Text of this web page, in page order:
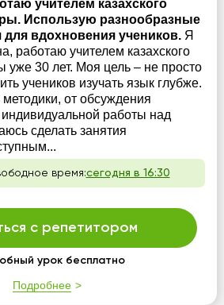
учителем казахского
Использую разнообразные
вдохновения учеников. Я
работаю учителем казахского
уже 30 лет. Моя цель – не просто
учеников изучать язык глубже.
от обсуждения
работы над
сделать занятия
время:сегодня в 16:30
с репетитором
урок бесплатно
Подробнее